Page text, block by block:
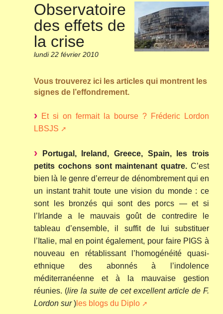
Observatoire
des effets de
la crise
lundi 22 février 2010
Vous trouverez ici les articles qui montrent les
signes de l’effondrement.
Et si on fermait la bourse ? Fréderic Lordon
LBSJS
Portugal, Ireland, Greece, Spain, les trois
petits cochons sont maintenant quatre. C’est
bien là le genre d’erreur de dénombrement qui en
un instant trahit toute une vision du monde : ce
sont les bronzés qui sont des porcs — et si
l’Irlande a le mauvais goût de contredire le
tableau d’ensemble, il suffit de lui substituer
l’Italie, mal en point également, pour faire PIGS à
nouveau en rétablissant l’homogénéité quasi-
ethnique des abonnés à l’indolence
méditerranéenne et à la mauvaise gestion
réunies. (lire la suite de cet excellent article de F.
Lordon sur) les blogs du Diplo